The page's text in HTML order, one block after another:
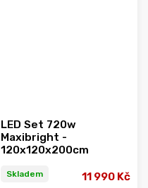
LED Set 720w
Maxibright -
120x120x200cm
Skladem 11 990 Kč